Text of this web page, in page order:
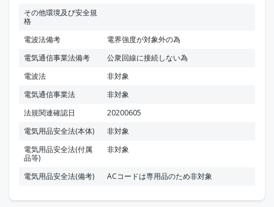
その他環境及び安全規
格
電波法備考
電界強度が対象外の為
電気通信事業法備考
公衆回線に接続しない為
電波法
非対象
電気通信事業法
非対象
法規関連確認日
20200605
電気用品安全法(本体)
非対象
電気用品安全法(付属
品等)
非対象
電気用品安全法(備考) ACコードは専用品のため非対象